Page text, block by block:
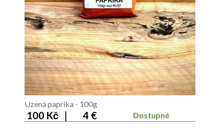
Uzená paprika - 100g
100 Kč | 4 € Dostupné